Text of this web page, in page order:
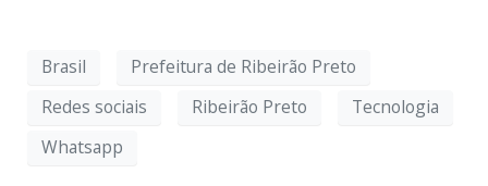
Brasil
Prefeitura de Ribeirão Preto
Redes sociais
Ribeirão Preto
Tecnologia
Whatsapp